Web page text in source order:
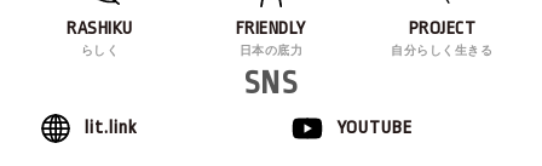
RASHIKU
らしく
FRIENDLY
日本の底力
PROJECT
自分らしく生きる
SNS
lit.link YOUTUBE